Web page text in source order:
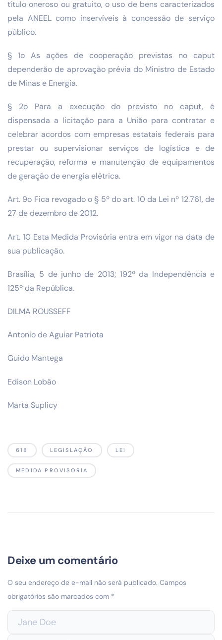
título oneroso ou gratuito, o uso de bens caracterizados
pela ANEEL como inservíveis à concessão de serviço
público.
§ 1o As ações de cooperação previstas no caput
dependerão de aprovação prévia do Ministro de Estado
de Minas e Energia.
§ 2o Para a execução do previsto no caput, é
dispensada a licitação para a União para contratar e
celebrar acordos com empresas estatais federais para
prestar ou supervisionar serviços de logística e de
recuperação, reforma e manutenção de equipamentos
de geração de energia elétrica.
Art. 9o Fica revogado o § 5º do art. 10 da Lei nº 12.761, de
27 de dezembro de 2012.
Art. 10 Esta Medida Provisória entra em vigor na data de
sua publicação.
Brasília, 5 de junho de 2013; 192º da Independência e
125º da República.
DILMA ROUSSEFF
Antonio de Aguiar Patriota
Guido Mantega
Edison Lobão
Marta Suplicy
618 LEGISLAÇÃO LEI
MEDIDA PROVISORIA
Deixe um comentário
O seu endereço de e-mail não será publicado. Campos
obrigatórios são marcados com *